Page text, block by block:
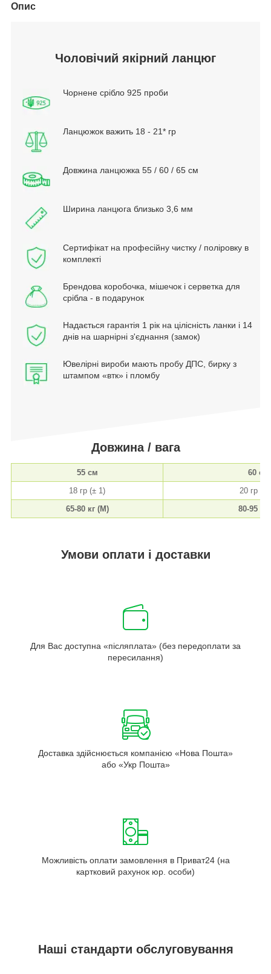
Опис
Чоловічий якірний ланцюг
Чорнене срібло 925 проби
Ланцюжок важить 18 - 21* гр
Довжина ланцюжка 55 / 60 / 65 см
Ширина ланцюга близько 3,6 мм
Сертифікат на професійну чистку / поліровку в
комплекті
Брендова коробочка, мішечок і серветка для
срібла - в подарунок
Надається гарантія 1 рік на цілісність ланки і 14
днів на шарнірні з'єднання (замок)
Ювелірні вироби мають пробу ДПС, бирку з
штампом «втк» і пломбу
Довжина / вага
55 см
60 см
18 гр (± 1)
20 гр (±
65-80 кг (М)
80-95 кг
Умови оплати і доставки
Для Вас доступна «післяплата» (без передоплати за
пересилання)
Доставка здійснюється компанією «Нова Пошта»
або «Укр Пошта»
Можливість оплати замовлення в Приват24 (на
картковий рахунок юр. особи)
Наші стандарти обслуговування